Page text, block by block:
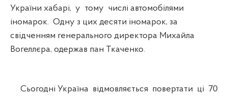
України хабарі, у тому числі автомобілями
іномарок. Одну з цих десяти іномарок, за
свідченням генерального директора Михайла
Вогеллєра, одержав пан Ткаченко.
Сьогодні Україна відмовляється повертати ці 70